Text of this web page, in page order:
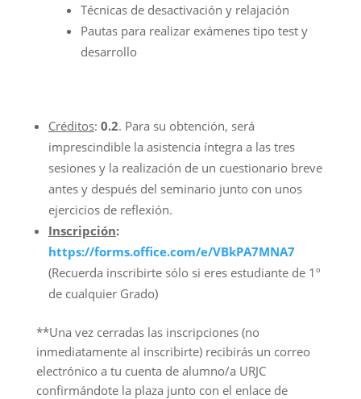
Técnicas de desactivación y relajación
Pautas para realizar exámenes tipo test y
desarrollo
Créditos: 0.2. Para su obtención, será
imprescindible la asistencia íntegra a las tres
sesiones y la realización de un cuestionario breve
antes y después del seminario junto con unos
ejercicios de reflexión.
Inscripción:
https://forms.office.com/e/VBkPA7MNA7
(Recuerda inscribirte sólo si eres estudiante de 1º
de cualquier Grado)
**Una vez cerradas las inscripciones (no
inmediatamente al inscribirte) recibirás un correo
electrónico a tu cuenta de alumno/a URJC
confirmándote la plaza junto con el enlace de